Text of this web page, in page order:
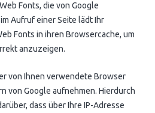
Fonts, die von Google
Aufruf einer Seite lädt Ihr
Fonts in ihren Browsercache, um
anzuzeigen.
von Ihnen verwendete Browser
von Google aufnehmen. Hierdurch
dass über Ihre IP-Adresse